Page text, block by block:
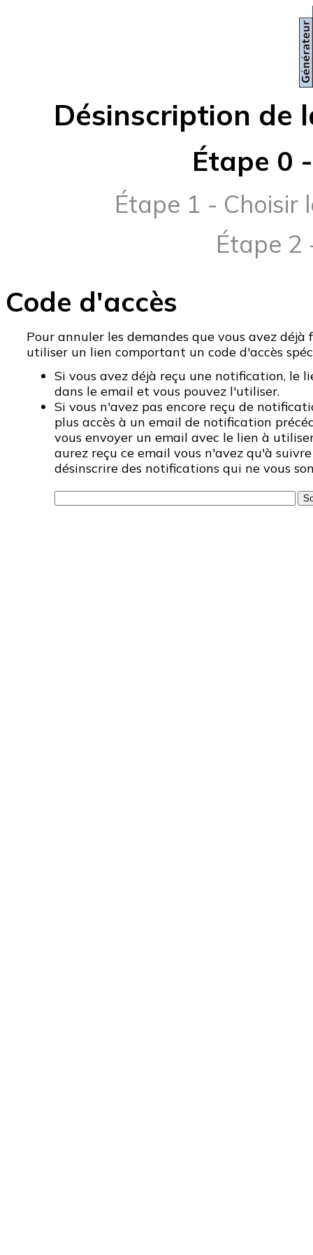
Désinscription de
Étape 0
Étape 1 - Choisir
Étape 2
Code d'accès
Pour annuler les demandes que vous avez
utiliser un lien comportant un code d'accès
Si vous avez déjà reçu une notification, le
dans le email et vous pouvez l'utiliser.
Si vous n'avez pas encore reçu de
plus accès à un email de notification
vous envoyer un email avec le lien à
aurez reçu ce email vous n'avez qu'à
désinscrire des notifications qui ne vous